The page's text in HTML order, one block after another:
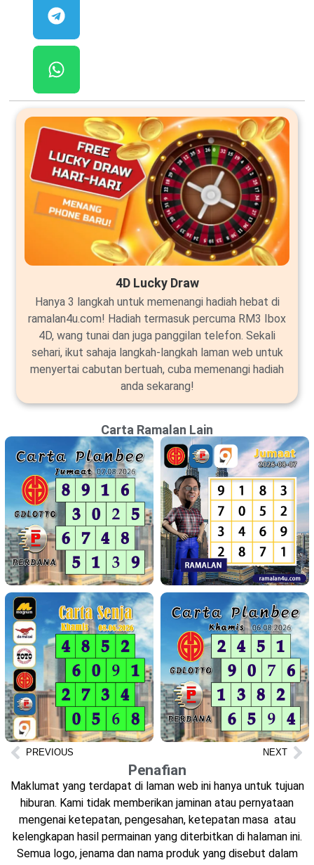
4D Lucky Draw
Hanya 3 langkah untuk memenangi hadiah hebat di
ramalan4u.com! Hadiah termasuk percuma RM3 Ibox
4D, wang tunai dan juga panggilan telefon. Sekali
sehari, ikut sahaja langkah-langkah laman web untuk
menyertai cabutan bertuah, cuba memenangi hadiah
anda sekarang!
Carta Ramalan Lain
PREVIOUS NEXT
Penafian
Maklumat yang terdapat di laman web ini hanya untuk tujuan
hiburan. Kami tidak memberikan jaminan atau pernyataan
mengenai ketepatan, pengesahan, ketepatan masa atau
kelengkapan hasil permainan yang diterbitkan di halaman ini.
Semua logo, jenama dan nama produk yang disebut dalam